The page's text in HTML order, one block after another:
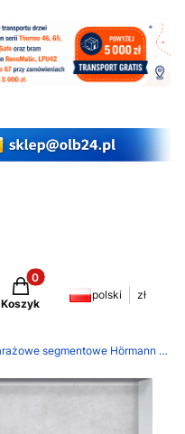
Produkty w koszyku: 0.
Koszyk
polski zł
Bramy garażowe segmentowe Hörmann LPU 42